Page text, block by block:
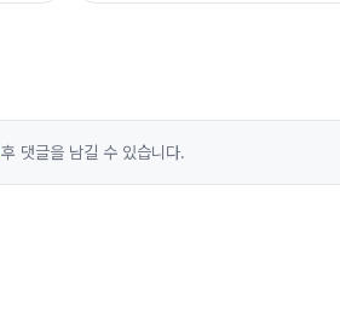
후 댓글을 남길 수 있습니다.